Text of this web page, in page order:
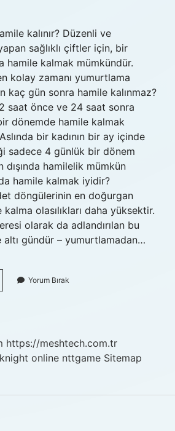
kalınır? Düzenli ve
sağlıklı çiftler için, bir
hamile kalmak mümkündür.
kolay zamanı yumurtlama
kaç gün sonra hamile kalınmaz?
saat önce ve 24 saat sonra
dönemde hamile kalmak
bir kadının bir ay içinde
sadece 4 günlük bir dönem
dışında hamilelik mümkün
hamile kalmak iyidir?
döngülerinin en doğurgan
olasılıkları daha yüksektir.
olarak da adlandırılan bu
altı gündür – yumurtlamadan…
Yorum Bırak
https://meshtech.com.tr
knight online nttgame Sitemap